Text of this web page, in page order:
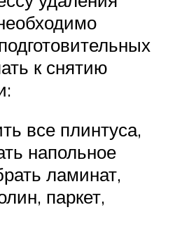
к снятию
все плинтуса,
напольное
ламинат,
паркет,